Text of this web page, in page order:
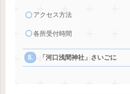
アクセス方法
各所受付時間
「河口浅間神社」さいごに